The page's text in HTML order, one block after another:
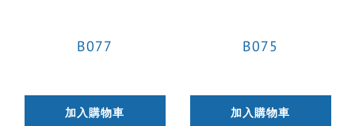
B077
加入購物車
B075
加入購物車